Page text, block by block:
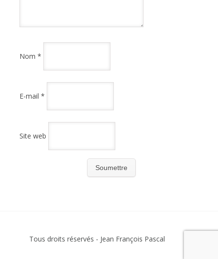
Nom *
E-mail *
Site web
Tous droits réservés - Jean François Pascal